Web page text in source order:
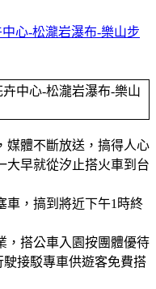
心-松瀧岩瀑布-樂山步
媒體不斷放送，搞得人心
大早就從汐止搭火車到台
車，搞到將近下午1時終
，搭公車入園按團體優待
駛接駁專車供遊客免費搭